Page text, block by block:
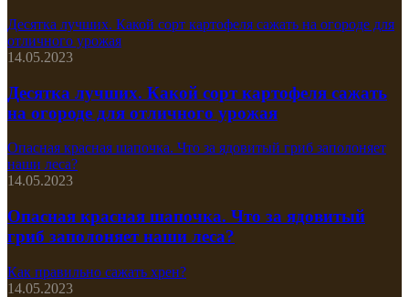
Десятка лучших. Какой сорт картофеля сажать на огороде для
отличного урожая
14.05.2023
Десятка лучших. Какой сорт картофеля сажать
на огороде для отличного урожая
Опасная красная шапочка. Что за ядовитый гриб заполоняет
наши леса?
14.05.2023
Опасная красная шапочка. Что за ядовитый
гриб заполоняет наши леса?
Как правильно сажать хрен?
14.05.2023